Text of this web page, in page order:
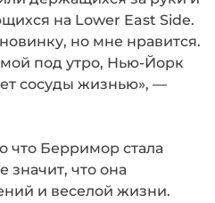
на Lower East Side.
но мне нравится.
под утро, Нью-Йорк
сосуды жизнью», —
что Берримор стала
значит, что она
и веселой жизни.